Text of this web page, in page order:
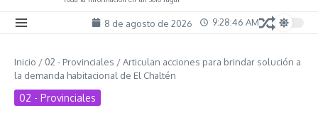
8 de agosto de 2026 9:28:46 AM
Inicio / 02 - Provinciales /Articulan acciones para brindar solución a
la demanda habitacional de El Chaltén
02 - Provinciales